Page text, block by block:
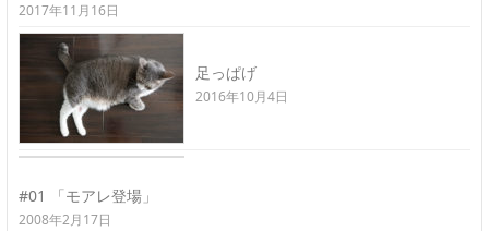
2017年11月16日
足っぱげ
2016年10月4日
#01 「モアレ登場」
2008年2月17日